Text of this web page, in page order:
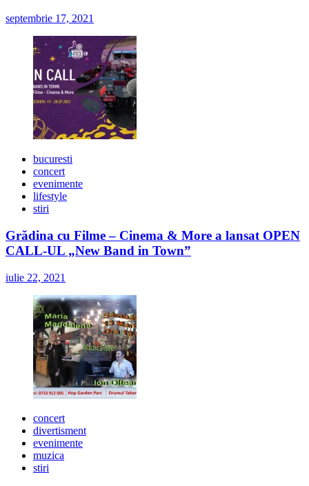
septembrie 17, 2021
bucuresti
concert
evenimente
lifestyle
stiri
Grădina cu Filme – Cinema & More a lansat OPEN
CALL-UL „New Band in Town”
iulie 22, 2021
concert
divertisment
evenimente
muzica
stiri